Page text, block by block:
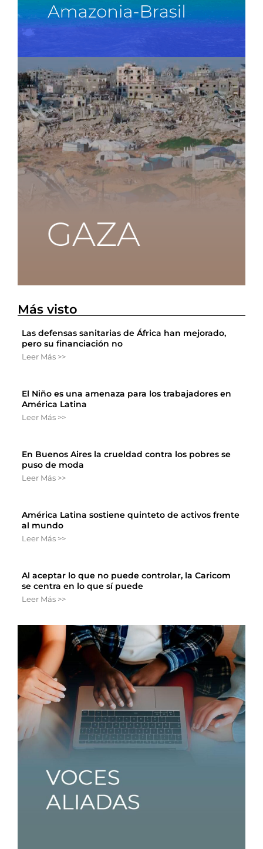
Más visto
Las defensas sanitarias de África han mejorado,
pero su financiación no
Leer Más >>
El Niño es una amenaza para los trabajadores en
América Latina
Leer Más >>
En Buenos Aires la crueldad contra los pobres se
puso de moda
Leer Más >>
América Latina sostiene quinteto de activos frente
al mundo
Leer Más >>
Al aceptar lo que no puede controlar, la Caricom
se centra en lo que sí puede
Leer Más >>